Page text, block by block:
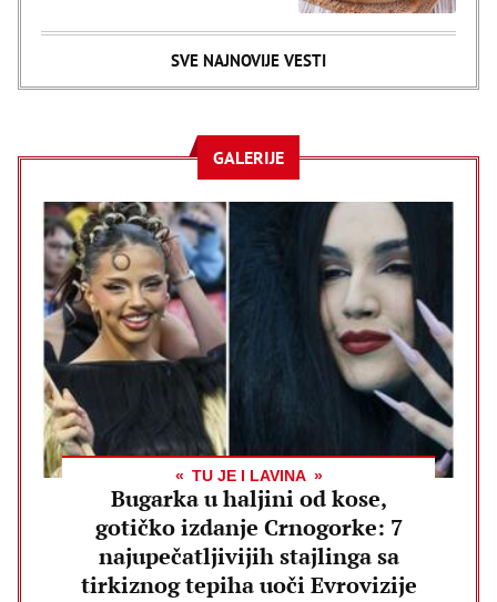
SVE NAJNOVIJE VESTI
GALERIJE
TU JE I LAVINA
Bugarka u haljini od kose,
gotičko izdanje Crnogorke: 7
najupečatljivijih stajlinga sa
tirkiznog tepiha uoči Evrovizije